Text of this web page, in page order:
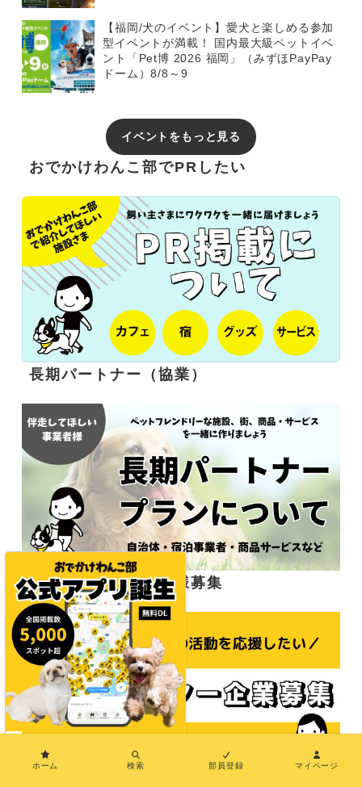
【福岡/犬のイベント】愛犬と楽しめる参加
型イベントが満載！ 国内最大級ペットイベ
ント「Pet博 2026 福岡」（みずほPayPay
ドーム）8/8～9
イベントをもっと見る
おでかけわんこ部でPRしたい
長期パートナー（協業）
応援サポーター企業様募集
ホーム 検索 部員登録 マイページ